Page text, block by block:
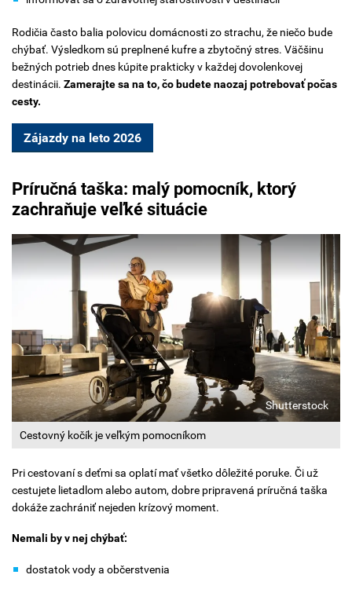
Rodičia často balia polovicu domácnosti zo strachu, že niečo bude
chýbať. Výsledkom sú preplnené kufre a zbytočný stres. Väčšinu
bežných potrieb dnes kúpite prakticky v každej dovolenkovej
destinácii. Zamerajte sa na to, čo budete naozaj potrebovať počas
cesty.
Zájazdy na leto 2026
Príručná taška: malý pomocník, ktorý
zachraňuje veľké situácie
Cestovný kočík je veľkým pomocníkom
Shutterstock
Pri cestovaní s deťmi sa oplatí mať všetko dôležité poruke. Či už
cestujete lietadlom alebo autom, dobre pripravená príručná taška
dokáže zachrániť nejeden krízový moment.
Nemali by v nej chýbať:
dostatok vody a občerstvenia